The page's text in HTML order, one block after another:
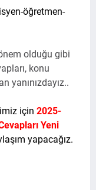
öğretmen-
olduğu gibi
konu
yanınızdayız..
için 2025-
Yeni
yapacağız.